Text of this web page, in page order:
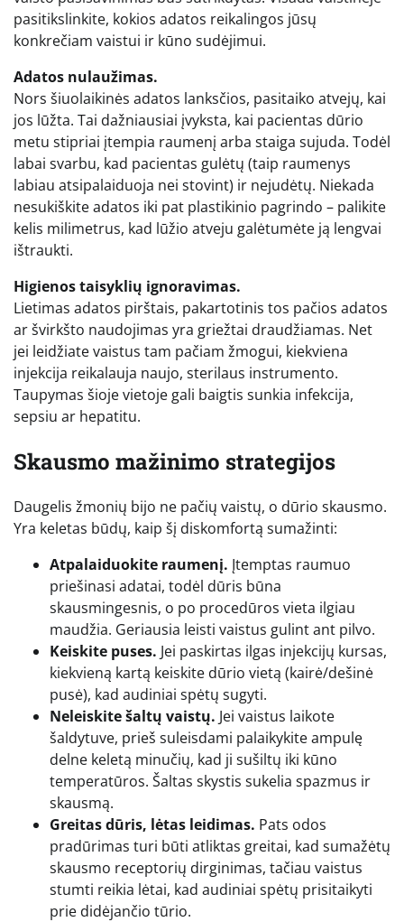
pasitikslinkite, kokios adatos reikalingos jūsų
konkrečiam vaistui ir kūno sudėjimui.
Adatos nulaužimas.
Nors šiuolaikinės adatos lanksčios, pasitaiko atvejų, kai
jos lūžta. Tai dažniausiai įvyksta, kai pacientas dūrio
metu stipriai įtempia raumenį arba staiga sujuda. Todėl
labai svarbu, kad pacientas gulėtų (taip raumenys
labiau atsipalaiduoja nei stovint) ir nejudėtų. Niekada
nesukiškite adatos iki pat plastikinio pagrindo – palikite
kelis milimetrus, kad lūžio atveju galėtumėte ją lengvai
ištraukti.
Higienos taisyklių ignoravimas.
Lietimas adatos pirštais, pakartotinis tos pačios adatos
ar švirkšto naudojimas yra griežtai draudžiamas. Net
jei leidžiate vaistus tam pačiam žmogui, kiekviena
injekcija reikalauja naujo, sterilaus instrumento.
Taupymas šioje vietoje gali baigtis sunkia infekcija,
sepsiu ar hepatitu.
Skausmo mažinimo strategijos
Daugelis žmonių bijo ne pačių vaistų, o dūrio skausmo.
Yra keletas būdų, kaip šį diskomfortą sumažinti:
Atpalaiduokite raumenį. Įtemptas raumuo
priešinasi adatai, todėl dūris būna
skausmingesnis, o po procedūros vieta ilgiau
maudžia. Geriausia leisti vaistus gulint ant pilvo.
Keiskite puses. Jei paskirtas ilgas injekcijų kursas,
kiekvieną kartą keiskite dūrio vietą (kairė/dešinė
pusė), kad audiniai spėtų sugyti.
Neleiskite šaltų vaistų. Jei vaistus laikote
šaldytuve, prieš suleisdami palaikykite ampulę
delne keletą minučių, kad ji sušiltų iki kūno
temperatūros. Šaltas skystis sukelia spazmus ir
skausmą.
Greitas dūris, lėtas leidimas. Pats odos
pradūrimas turi būti atliktas greitai, kad sumažėtų
skausmo receptorių dirginimas, tačiau vaistus
stumti reikia lėtai, kad audiniai spėtų prisitaikyti
prie didėjančio tūrio.